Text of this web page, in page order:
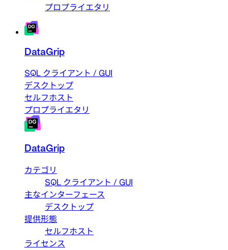
プロプライエタリ
DataGrip
SQL クライアント / GUI
デスクトップ
セルフホスト
プロプライエタリ
DataGrip
カテゴリ
SQL クライアント / GUI
主なインターフェース
デスクトップ
提供形態
セルフホスト
ライセンス